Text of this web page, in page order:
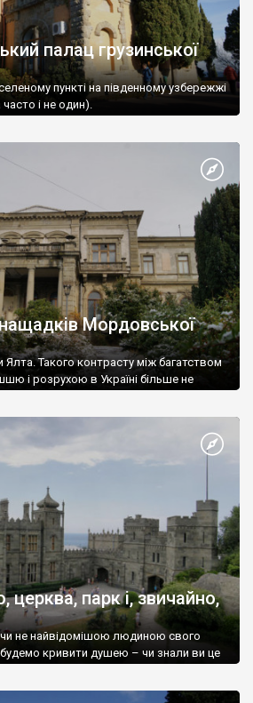
палац грузинської
пункті на південному узбережжі
і не один).
Мордовської
Ялта. Такого контрасту між багатством
і розрухою в Україні більше не
церква, парк і, звичайно,
не найвідомішою людиною свого
будемо кривити душею – чи знали ви це